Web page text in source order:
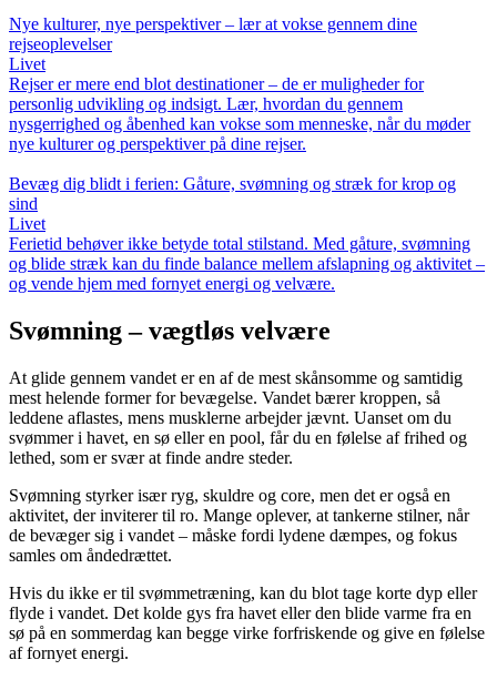
Nye kulturer, nye perspektiver – lær at vokse gennem dine
rejseoplevelser
Livet
Rejser er mere end blot destinationer – de er muligheder for
personlig udvikling og indsigt. Lær, hvordan du gennem
nysgerrighed og åbenhed kan vokse som menneske, når du møder
nye kulturer og perspektiver på dine rejser.
Bevæg dig blidt i ferien: Gåture, svømning og stræk for krop og
sind
Livet
Ferietid behøver ikke betyde total stilstand. Med gåture, svømning
og blide stræk kan du finde balance mellem afslapning og aktivitet –
og vende hjem med fornyet energi og velvære.
Svømning – vægtløs velvære
At glide gennem vandet er en af de mest skånsomme og samtidig
mest helende former for bevægelse. Vandet bærer kroppen, så
leddene aflastes, mens musklerne arbejder jævnt. Uanset om du
svømmer i havet, en sø eller en pool, får du en følelse af frihed og
lethed, som er svær at finde andre steder.
Svømning styrker især ryg, skuldre og core, men det er også en
aktivitet, der inviterer til ro. Mange oplever, at tankerne stilner, når
de bevæger sig i vandet – måske fordi lydene dæmpes, og fokus
samles om åndedrættet.
Hvis du ikke er til svømmetræning, kan du blot tage korte dyp eller
flyde i vandet. Det kolde gys fra havet eller den blide varme fra en
sø på en sommerdag kan begge virke forfriskende og give en følelse
af fornyet energi.